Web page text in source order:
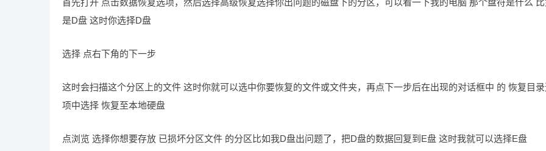
首先打开 点击数据恢复选项，然后选择高级恢复选择你出问题的磁盘下的分区，可以看一下我的电脑 那个盘符是什么
是D盘 这时你选择D盘
选择 点右下角的下一步
这时会扫描这个分区上的文件 这时你就可以选中你要恢复的文件或文件夹，再点下一步后在出现的对话框中 的 恢复目
项中选择 恢复至本地硬盘
点浏览 选择你想要存放 已损坏分区文件 的分区比如我D盘出问题了，把D盘的数据回复到E盘 这时我就可以选择E盘